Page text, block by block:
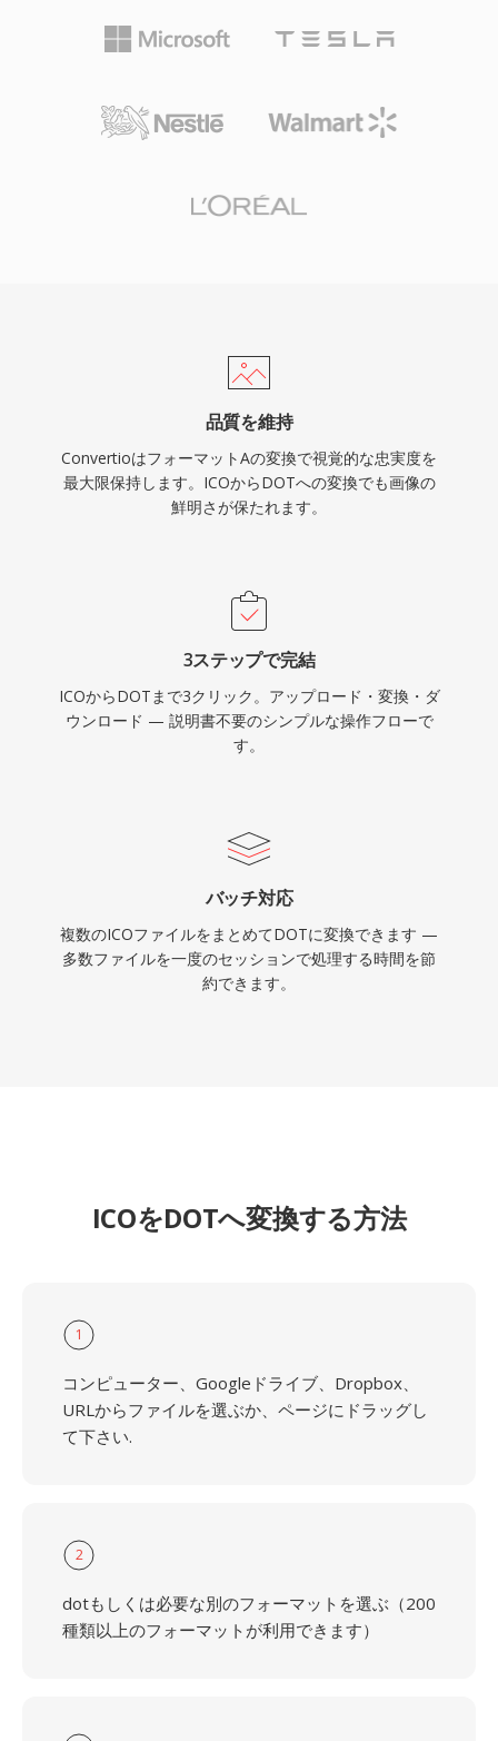
品質を維持
ConvertioはフォーマットAの変換で視覚的な忠実度を
最大限保持します。ICOからDOTへの変換でも画像の
鮮明さが保たれます。
3ステップで完結
ICOからDOTまで3クリック。アップロード・変換・ダ
ウンロード — 説明書不要のシンプルな操作フローで
す。
バッチ対応
複数のICOファイルをまとめてDOTに変換できます —
多数ファイルを一度のセッションで処理する時間を節
約できます。
ICOをDOTへ変換する方法
1
コンピューター、Googleドライブ、Dropbox、
URLからファイルを選ぶか、ページにドラッグし
て下さい.
2
dotもしくは必要な別のフォーマットを選ぶ（200
種類以上のフォーマットが利用できます）